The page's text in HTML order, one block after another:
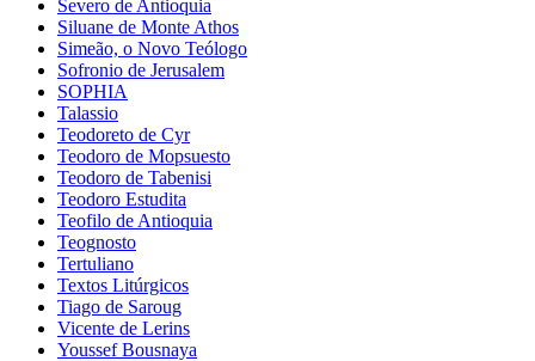
Severo de Antioquia
Siluane de Monte Athos
Simeão, o Novo Teólogo
Sofronio de Jerusalem
SOPHIA
Talassio
Teodoreto de Cyr
Teodoro de Mopsuesto
Teodoro de Tabenisi
Teodoro Estudita
Teofilo de Antioquia
Teognosto
Tertuliano
Textos Litúrgicos
Tiago de Saroug
Vicente de Lerins
Youssef Bousnaya